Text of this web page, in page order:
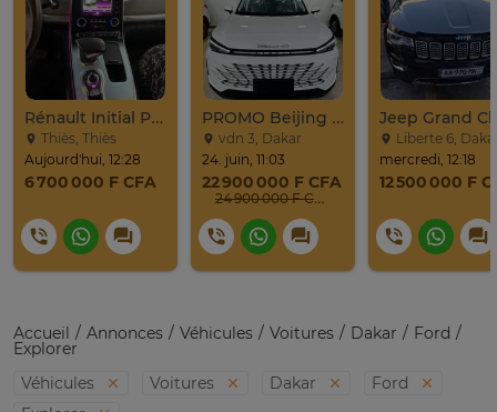
Rénault Initial Paris 7 Places Très Propre
Thiès, Thiès
Aujourd'hui, 12:28
6 700 000 F CFA
PROMO Beijing X7 / 2025
vdn 3, Dakar
24. juin, 11:03
22 900 000 F CFA
24 900 000 F CFA
Liberte 6,
mercredi, 12:18
12 500 000 F
Accueil Annonces Véhicules Voitures Dakar Ford
Explorer
Véhicules
Voitures Dakar
Ford